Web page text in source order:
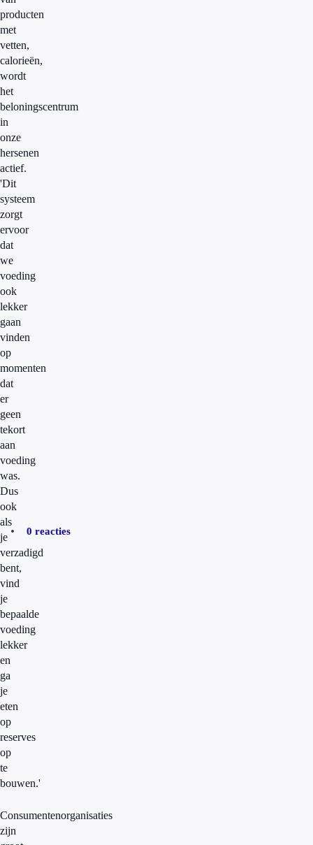
producten
met
vetten,
calorieën,
wordt
het
beloningscentrum
in
onze
hersenen
actief.
'Dit
systeem
zorgt
ervoor
dat
we
voeding
ook
lekker
gaan
vinden
op
momenten
dat
er
geen
tekort
aan
voeding
was.
Dus
ook
als
je
verzadigd
bent,
vind
je
bepaalde
voeding
lekker
en
ga
je
eten
op
reserves
op
te
bouwen.'
Consumentenorganisaties
zijn
0 reacties